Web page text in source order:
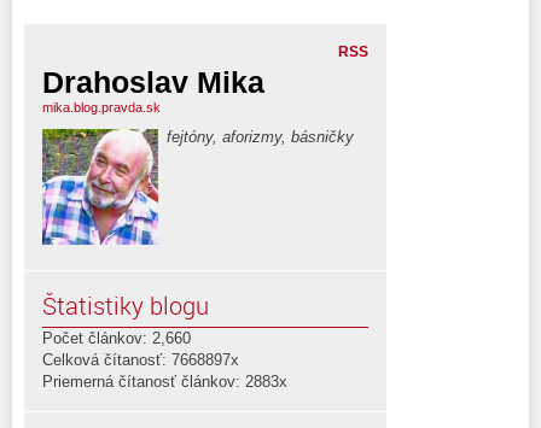
RSS
Drahoslav Mika
mika.blog.pravda.sk
fejtóny, aforizmy, básničky
Štatistiky blogu
Počet článkov: 2,660
Celková čítanosť: 7668897x
Priemerná čítanosť článkov: 2883x